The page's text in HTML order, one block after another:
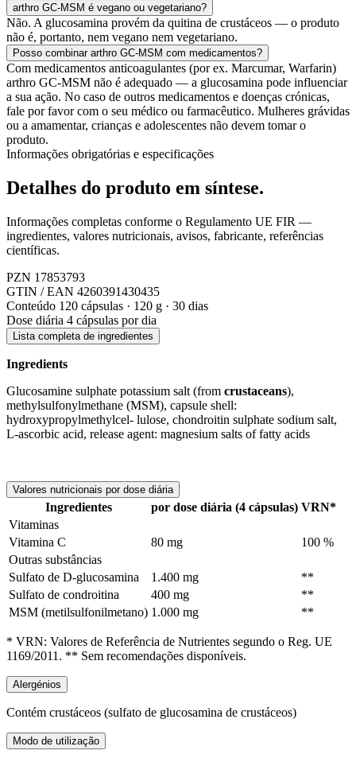
arthro GC-MSM é vegano ou vegetariano?
Não. A glucosamina provém da quitina de crustáceos — o produto
não é, portanto, nem vegano nem vegetariano.
Posso combinar arthro GC-MSM com medicamentos?
Com medicamentos anticoagulantes (por ex. Marcumar, Warfarin)
arthro GC-MSM não é adequado — a glucosamina pode influenciar
a sua ação. No caso de outros medicamentos e doenças crónicas,
fale por favor com o seu médico ou farmacêutico. Mulheres grávidas
ou a amamentar, crianças e adolescentes não devem tomar o
produto.
Informações obrigatórias e especificações
Detalhes do produto em síntese.
Informações completas conforme o Regulamento UE FIR —
ingredientes, valores nutricionais, avisos, fabricante, referências
científicas.
PZN 17853793
GTIN / EAN 4260391430435
Conteúdo 120 cápsulas · 120 g · 30 dias
Dose diária 4 cápsulas por dia
Lista completa de ingredientes
Ingredients
Glucosamine sulphate potassium salt (from crustaceans),
methylsulfonylmethane (MSM), capsule shell:
hydroxypropylmethylcel- lulose, chondroitin sulphate sodium salt,
L-ascorbic acid, release agent: magnesium salts of fatty acids
Valores nutricionais por dose diária
Ingredientes por dose diária (4 cápsulas) VRN*
Vitaminas
Vitamina C
80 mg
100 %
Outras substâncias
Sulfato de D-glucosamina
1.400 mg
**
Sulfato de condroitina
400 mg
**
MSM (metilsulfonilmetano) 1.000 mg **
* VRN: Valores de Referência de Nutrientes segundo o Reg. UE
1169/2011. ** Sem recomendações disponíveis.
Alergénios
Contém crustáceos (sulfato de glucosamina de crustáceos)
Modo de utilização